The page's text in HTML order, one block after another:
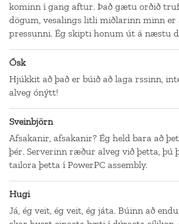
kominn í gang aftur. Það gætu orðið
dögum, vesalings litli miðlarinn minn er
pressunni. Ég skipti honum út á næstu
Ósk
Hjúkkit að það er búið að laga rssinn,
alveg ónýtt!
Sveinbjörn
Afsakanir, afsakanir? Ég held bara að
þér. Serverinn ræður alveg við þetta, þú
tailora þetta í PowerPC assembly.
Hugi
Já, ég veit, ég veit, ég játa. Búinn að